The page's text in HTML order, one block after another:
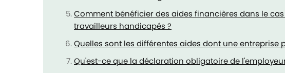
Comment bénéficier des aides financières dans le
travailleurs handicapés ?
Quelles sont les différentes aides dont une entreprise
Qu'est-ce que la déclaration obligatoire de